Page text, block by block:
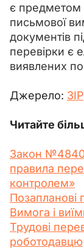
є предметом
письмової
документів
перевірки є
виявлених
Джерело:
Читайте
Закон
правила
контролем»
Позапланові
Вимога і
Трудові
роботодавцю